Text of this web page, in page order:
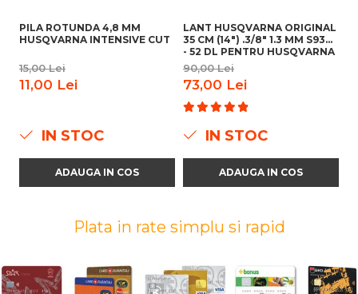
PILA ROTUNDA 4,8 MM
HUSQVARNA INTENSIVE CUT
15,00 Lei
11,00 Lei
IN STOC
ADAUGA IN COS
LANT HUSQVARNA ORIGINAL
35 CM (14") .3/8" 1.3 MM S93G
- 52 DL PENTRU HUSQVARNA
ORIGINAL 236 , 120 MARK II
90,00 Lei
73,00 Lei
IN STOC
ADAUGA IN COS
Plata in rate simplu si rapid